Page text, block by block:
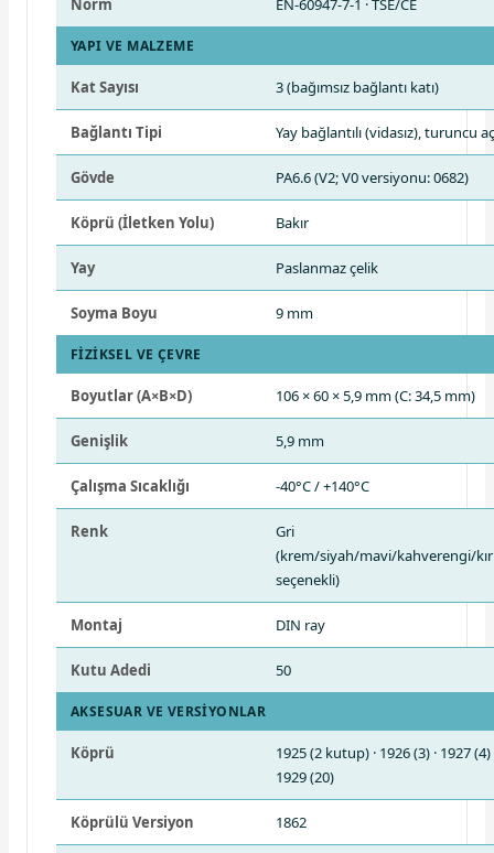
Norm EN-60947-7-1 · TSE/CE
YAPI VE MALZEME
Kat Sayısı 3 (bağımsız bağlantı katı)
Bağlantı Tipi Yay bağlantılı (vidasız), turuncu
Gövde PA6.6 (V2; V0 versiyonu: 0682)
Köprü (İletken Yolu) Bakır
Yay Paslanmaz çelik
Soyma Boyu 9 mm
FIZIKSEL VE ÇEVRE
Boyutlar (A×B×D) 106 × 60 × 5,9 mm (C: 34,5 mm)
Genişlik 5,9 mm
Çalışma Sıcaklığı -40°C / +140°C
Renk
Gri
(krem/siyah/mavi/kahverengi/
seçenekli)
Montaj DIN ray
Kutu Adedi 50
AKSESUAR VE VERSIYONLAR
Köprü
1925 (2 kutup) · 1926 (3) · 1927 (4)
1929 (20)
Köprülü Versiyon 1862